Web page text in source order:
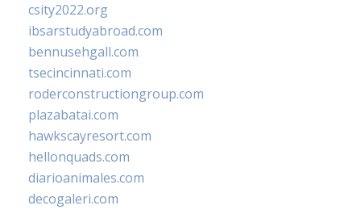
csity2022.org
ibsarstudyabroad.com
bennusehgall.com
tsecincinnati.com
roderconstructiongroup.com
plazabatai.com
hawkscayresort.com
hellonquads.com
diarioanimales.com
decogaleri.com